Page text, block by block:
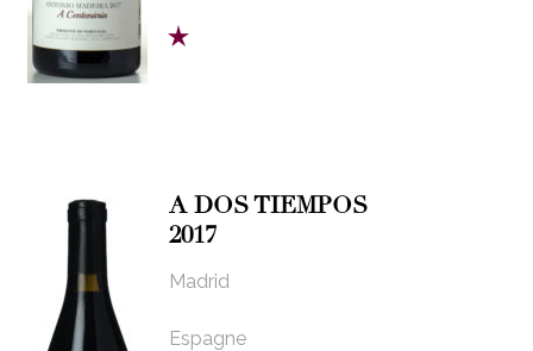
A DOS TIEMPOS
2017
Madrid
Espagne